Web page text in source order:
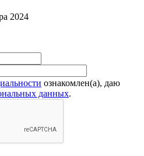
2024
ознакомлен(а), даю
данных.